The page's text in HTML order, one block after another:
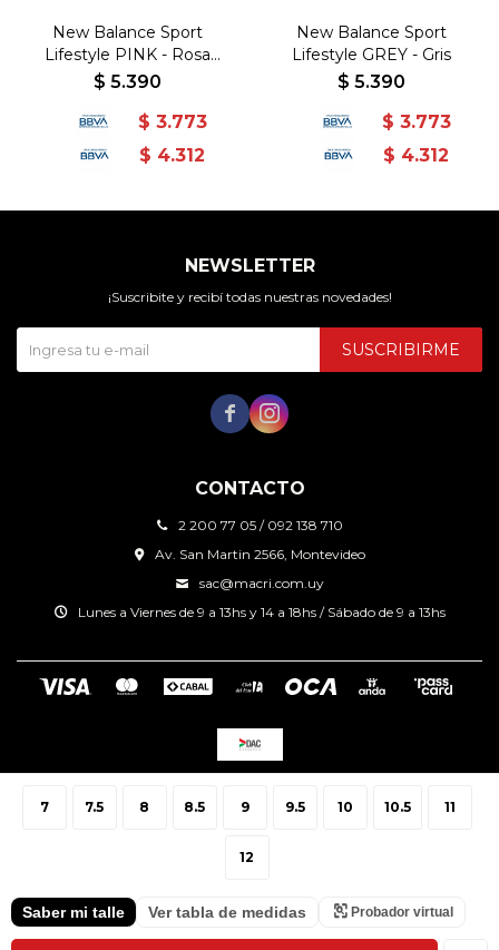
7 7.5 8 8.5 9 9.5 10 10.5 11
12
Saber mi talle Ver tabla de medidas Probador virtual
New Balance Sport
Lifestyle PINK - Rosa
Claro-Celeste
$ 5.390
$ 3.773
$ 4.312
New Balance Sport
Lifestyle GREY - Gris
$ 5.390
$ 3.773
$ 4.312
CONTACTO
2 200 77 05 / 092 138 710
Av. San Martin 2566, Montevideo
sac@macri.com.uy
Lunes a Viernes de 9 a 13hs y 14 a 18hs / Sábado de 9 a 13hs
NEWSLETTER
¡Suscribite y recibí todas nuestras novedades!
SUSCRIBIRME
 
© Copyright 2026 / Macri Sport Center